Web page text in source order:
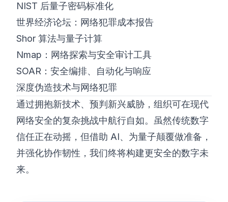
NIST 后量子密码标准化
世界经济论坛：网络犯罪成本报告
Shor 算法与量子计算
Nmap：网络探索与安全审计工具
SOAR：安全编排、自动化与响应
深度伪造技术与网络犯罪
通过拥抱新技术、预判新兴威胁，组织可在现代
网络安全的复杂挑战中航行自如。虽然传统数字
信任正在动摇，但借助 AI、为量子颠覆做准备，
并强化协作韧性，我们终将构建更安全的数字未
来。